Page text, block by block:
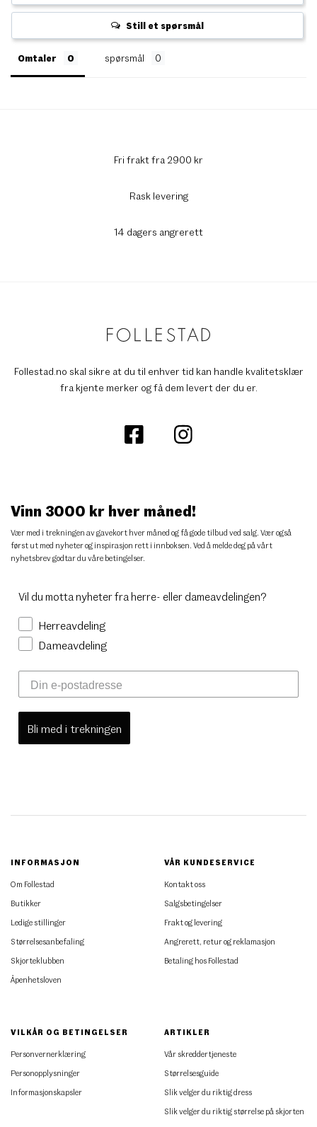
Still et spørsmål
Omtaler spørsmål
Fri frakt fra 2900 kr
Rask levering
14 dagers angrerett
Follestad.no skal sikre at du til enhver tid kan handle kvalitetsklær
fra kjente merker og få dem levert der du er.
Vinn 3000 kr hver måned!
Vær med i trekningen av gavekort hver måned og få gode tilbud ved salg. Vær også
først ut med nyheter og inspirasjon rett i innboksen. Ved å melde deg på vårt
nyhetsbrev godtar du våre betingelser.
Vil du motta nyheter fra herre- eller dameavdelingen?
Herreavdeling
Dameavdeling
Bli med i trekningen
INFORMASJON
Om Follestad
Butikker
Ledige stillinger
Størrelsesanbefaling
Skjorteklubben
Åpenhetsloven
VÅR KUNDESERVICE
Kontakt oss
Salgsbetingelser
Frakt og levering
Angrerett, retur og reklamasjon
Betaling hos Follestad
VILKÅR OG BETINGELSER
Personvernerklæring
Personopplysninger
Informasjonskapsler
ARTIKLER
Vår skreddertjeneste
Størrelsesguide
Slik velger du riktig dress
Slik velger du riktig størrelse på skjorten